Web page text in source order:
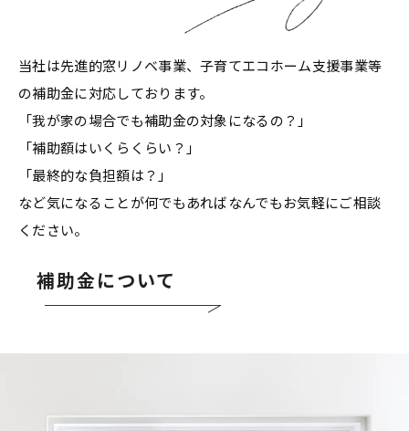
当社は先進的窓リノベ事業、子育てエコホーム支援事業等
の補助金に対応しております。
「我が家の場合でも補助金の対象になるの？」
「補助額はいくらくらい？」
「最終的な負担額は？」
など気になることが何でもあればなんでもお気軽にご相談
ください。
補助金について